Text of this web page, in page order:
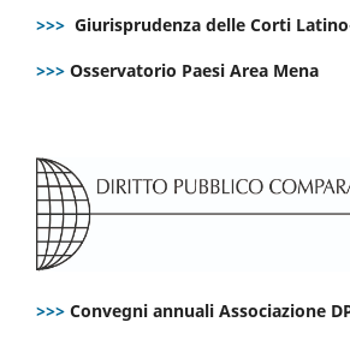
>>> Giurisprudenza delle Corti
>>> Osservatorio Paesi Area Mena
>>> Convegni annuali Associazione